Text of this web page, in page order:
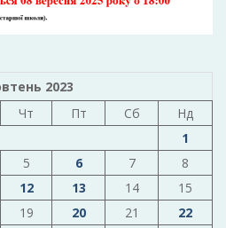
2023
Чт Пт Сб
Нд
1
5 6 7
8
12 13 14
15
19 20 21
22